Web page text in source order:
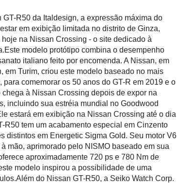
R50 da Italdesign, a expressão máxima do
em exibição limitada no distrito de Ginza,
na Nissan Crossing - o site dedicado à
Este modelo protótipo combina o desempenho
italiano feito por encomenda. A Nissan, em
em Turim, criou este modelo baseado no mais
para comemorar os 50 anos do GT-R em 2019 e o
chega à Nissan Crossing depois de expor na
incluindo sua estréia mundial no Goodwood
estará em exibição na Nissan Crossing até o dia
R50 tem um acabamento especial em Cinzento
distintos em Energetic Sigma Gold. Seu motor V6
mão, aprimorado pelo NISMO baseado em sua
aproximadamente 720 ps e 780 Nm de
modelo inspirou a possibilidade de uma
Além do Nissan GT-R50, a Seiko Watch Corp.